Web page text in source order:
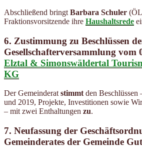
Abschließend bringt Barbara Schuler
Fraktionsvorsitzende ihre Haushaltsrede
6. Zustimmung zu Beschlüssen
Gesellschafterversammlung vom
Elztal & Simonswäldertal
KG
Der Gemeinderat stimmt den Beschlüssen
und 2019, Projekte, Investitionen sowie
– mit zwei Enthaltungen zu.
7. Neufassung der
Gemeinderates der Gemeinde